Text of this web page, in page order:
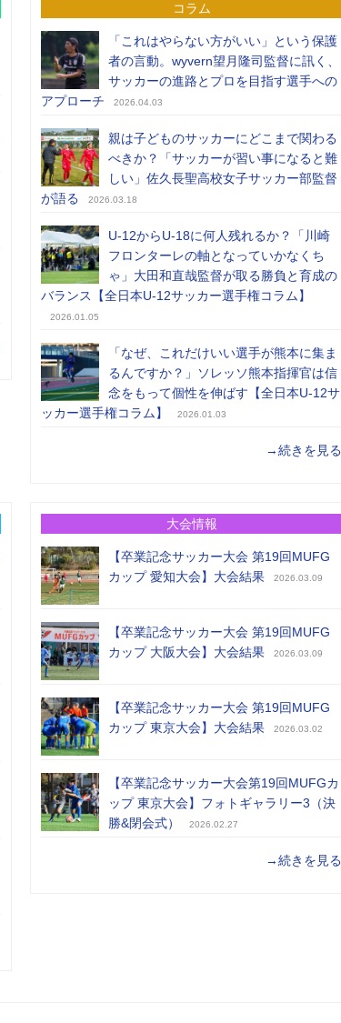
コラム
「これはやらない方がいい」という保護
者の言動。wyvern望月隆司監督に訊く、
サッカーの進路とプロを目指す選手への
アプローチ
2026.04.03
親は子どものサッカーにどこまで関わる
べきか？「サッカーが習い事になると難
しい」佐久長聖高校女子サッカー部監督
が語る
2026.03.18
U-12からU-18に何人残れるか？「川崎
フロンターレの軸となっていかなくち
ゃ」大田和直哉監督が取る勝負と育成の
バランス【全日本U-12サッカー選手権コラム】
2026.01.05
「なぜ、これだけいい選手が熊本に集ま
るんですか？」ソレッソ熊本指揮官は信
念をもって個性を伸ばす【全日本U-12サ
ッカー選手権コラム】
2026.01.03
→続きを見る
大会情報
【卒業記念サッカー大会 第19回MUFG
カップ 愛知大会】大会結果
2026.03.09
【卒業記念サッカー大会 第19回MUFG
カップ 大阪大会】大会結果
2026.03.09
【卒業記念サッカー大会 第19回MUFG
カップ 東京大会】大会結果
2026.03.02
【卒業記念サッカー大会第19回MUFGカ
ップ 東京大会】フォトギャラリー3（決
勝&閉会式）
2026.02.27
→続きを見る